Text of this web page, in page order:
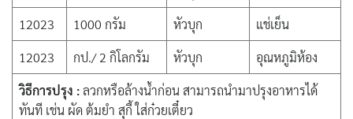
12023
1000 กรัม หัวบุก
แช่เย็น
12023
กป./ 2 กิโลกรัม หัวบุก
อุณหภูมิห้อง
วิธีการปรุง :ลวกหรือล้างน้ำก่อน สามารถนำมาปรุงอาหารได้
ทันที เช่น ผัด ต้มยำ สุกี้ ใส่ก๋วยเตี๋ยว